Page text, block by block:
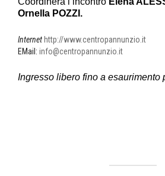
Ornella POZZI.
Internethttp://www.centropannunzio.it
EMail: info@centropannunzio.it
Ingresso libero fino a esaurimento